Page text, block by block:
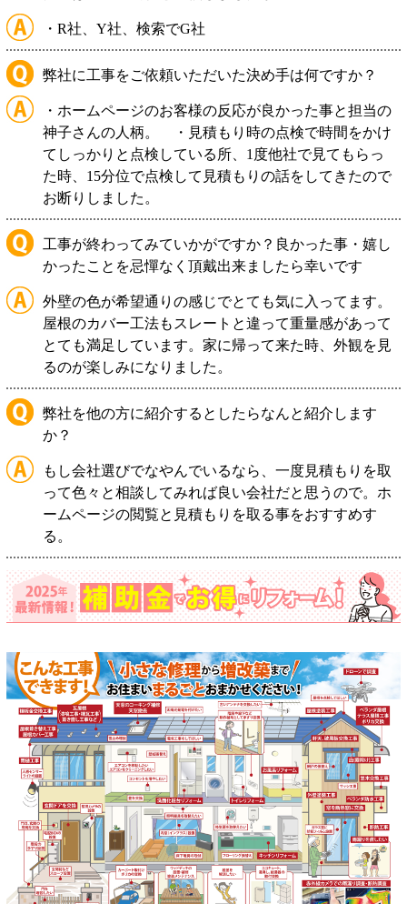
・R社、Y社、検索でG社
弊社に工事をご依頼いただいた決め手は何ですか？
・ホームページのお客様の反応が良かった事と担当の
神子さんの人柄。 ・見積もり時の点検で時間をかけ
てしっかりと点検している所、1度他社で見てもらっ
た時、15分位で点検して見積もりの話をしてきたので
お断りしました。
工事が終わってみていかがですか？良かった事・嬉し
かったことを忌憚なく頂戴出来ましたら幸いです
外壁の色が希望通りの感じでとても気に入ってます。
屋根のカバー工法もスレートと違って重量感があって
とても満足しています。家に帰って来た時、外観を見
るのが楽しみになりました。
弊社を他の方に紹介するとしたらなんと紹介します
か？
もし会社選びでなやんでいるなら、一度見積もりを取
って色々と相談してみれば良い会社だと思うので。ホ
ームページの閲覧と見積もりを取る事をおすすめす
る。